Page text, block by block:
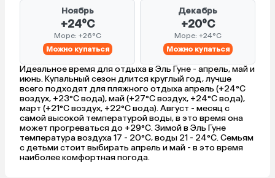
Ноябрь
+24°C
Море: +26°C
Можно купаться
Декабрь
+20°C
Море: +24°C
Можно купаться
Идеальное время для отдыха в Эль Гуне - апрель, май и
июнь. Купальный сезон длится круглый год, лучше
всего подходят для пляжного отдыха апрель (+24°C
воздух, +23°C вода), май (+27°C воздух, +24°C вода),
март (+21°C воздух, +22°C вода). Август - месяц с
самой высокой температурой воды, в это время она
может прогреваться до +29°C. Зимой в Эль Гуне
температура воздуха 17 - 20°C, воды 21 - 24°C. Семьям
с детьми стоит выбирать апрель и май - в это время
наиболее комфортная погода.